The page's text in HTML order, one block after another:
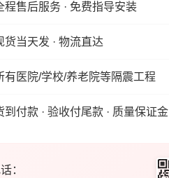
程售后服务 · 免费指导安装
货当天发 · 物流直达
有医院/学校/养老院等隔震工程
到付款 · 验收付尾款 · 质量保证金
：